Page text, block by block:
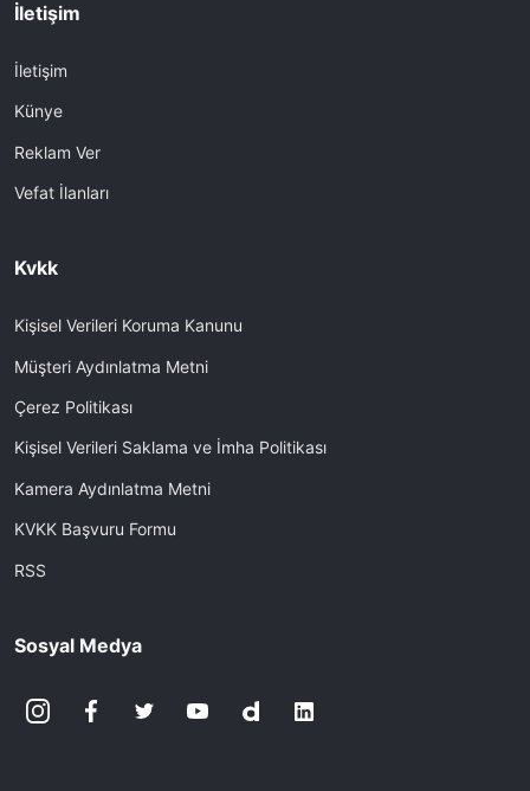
İletişim
İletişim
Künye
Reklam Ver
Vefat İlanları
Kvkk
Kişisel Verileri Koruma Kanunu
Müşteri Aydınlatma Metni
Çerez Politikası
Kişisel Verileri Saklama ve İmha Politikası
Kamera Aydınlatma Metni
KVKK Başvuru Formu
RSS
Sosyal Medya